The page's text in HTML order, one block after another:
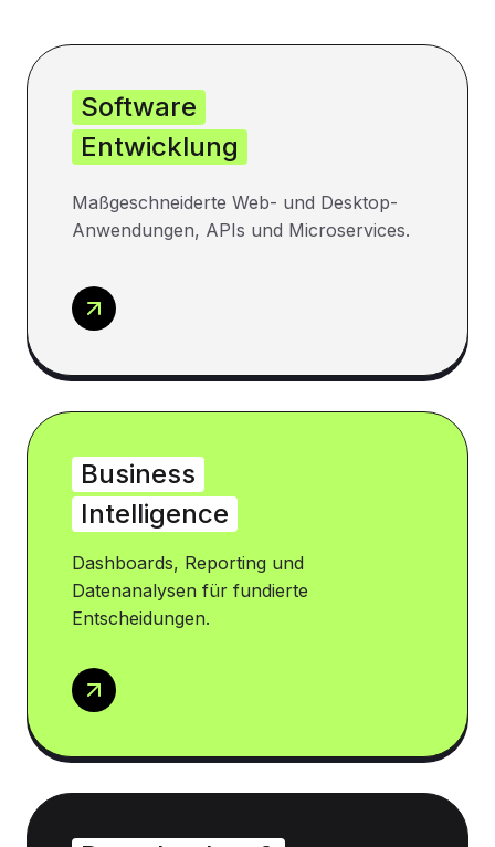
Software
Entwicklung
Maßgeschneiderte Web- und Desktop-
Anwendungen, APIs und Microservices.
Business
Intelligence
Dashboards, Reporting und
Datenanalysen für fundierte
Entscheidungen.